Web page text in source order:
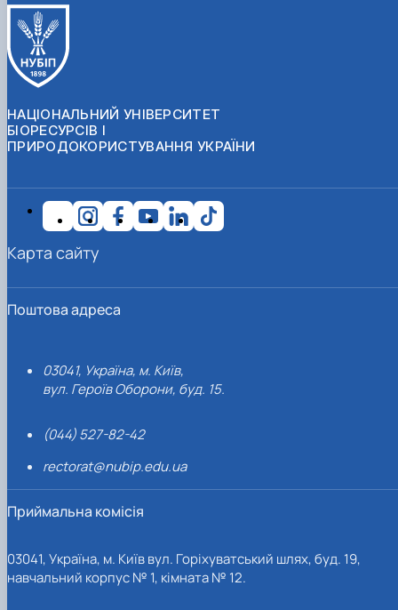
НАЦІОНАЛЬНИЙ УНІВЕРСИТЕТ
БІОРЕСУРСІВ І
ПРИРОДОКОРИСТУВАННЯ УКРАЇНИ
Поштова адреса
03041, Україна, м. Київ,
вул. Героїв Оборони, буд. 15.
(044) 527-82-42
rectorat@nubip.edu.ua
Приймальна комісія
03041, Україна, м. Київ вул. Горіхуватський шлях, буд. 19,
навчальний корпус № 1, кімната № 12.
Карта сайту